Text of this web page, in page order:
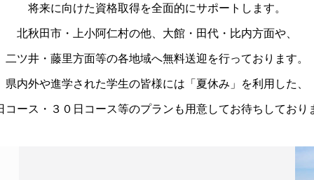
将来に向けた資格取得を全面的にサポートします。
北秋田市・上小阿仁村の他、大館・田代・比内方面や、
二ツ井・藤里方面等の各地域へ無料送迎を行っております。
県内外や進学された学生の皆様には「夏休み」を利用した、
コース・３０日コース等のプランも用意してお待ちしており